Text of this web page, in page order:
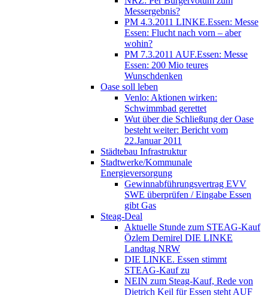
Messergebnis?
PM 4.3.2011 LINKE.Essen: Messe
Essen: Flucht nach vorn – aber
wohin?
PM 7.3.2011 AUF.Essen: Messe
Essen: 200 Mio teures
Wunschdenken
Oase soll leben
Venlo: Aktionen wirken:
Schwimmbad gerettet
Wut über die Schließung der Oase
besteht weiter: Bericht vom
22.Januar 2011
Städtebau Infrastruktur
Stadtwerke/Kommunale
Energieversorgung
Gewinnabführungsvertrag EVV
SWE überprüfen / Eingabe Essen
gibt Gas
Steag-Deal
Aktuelle Stunde zum STEAG-Kauf
Özlem Demirel DIE LINKE
Landtag NRW
DIE LINKE. Essen stimmt
STEAG-Kauf zu
NEIN zum Steag-Kauf, Rede von
Dietrich Keil für Essen steht AUF